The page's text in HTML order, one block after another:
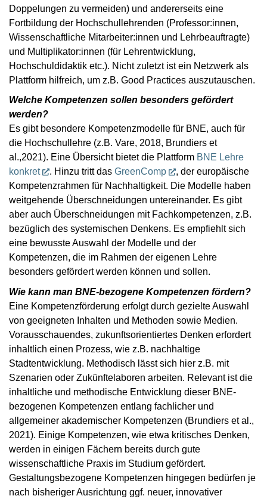
Doppelungen zu vermeiden) und andererseits eine
Fortbildung der Hochschullehrenden (Professor:innen,
Wissenschaftliche Mitarbeiter:innen und Lehrbeauftragte)
und Multiplikator:innen (für Lehrentwicklung,
Hochschuldidaktik etc.). Nicht zuletzt ist ein Netzwerk als
Plattform hilfreich, um z.B. Good Practices auszutauschen.
Welche Kompetenzen sollen besonders gefördert
werden?
Es gibt besondere Kompetenzmodelle für BNE, auch für
die Hochschullehre (z.B. Vare, 2018, Brundiers et
al.,2021). Eine Übersicht bietet die Plattform BNE Lehre
konkret
. Hinzu tritt das GreenComp
, der europäische
Kompetenzrahmen für Nachhaltigkeit. Die Modelle haben
weitgehende Überschneidungen untereinander. Es gibt
aber auch Überschneidungen mit Fachkompetenzen, z.B.
bezüglich des systemischen Denkens. Es empfiehlt sich
eine bewusste Auswahl der Modelle und der
Kompetenzen, die im Rahmen der eigenen Lehre
besonders gefördert werden können und sollen.
Wie kann man BNE-bezogene Kompetenzen fördern?
Eine Kompetenzförderung erfolgt durch gezielte Auswahl
von geeigneten Inhalten und Methoden sowie Medien.
Vorausschauendes, zukunftsorientiertes Denken erfordert
inhaltlich einen Prozess, wie z.B. nachhaltige
Stadtentwicklung. Methodisch lässt sich hier z.B. mit
Szenarien oder Zukünftelaboren arbeiten. Relevant ist die
inhaltliche und methodische Entwicklung dieser BNE-
bezogenen Kompetenzen entlang fachlicher und
allgemeiner akademischer Kompetenzen (Brundiers et al.,
2021). Einige Kompetenzen, wie etwa kritisches Denken,
werden in einigen Fächern bereits durch gute
wissenschaftliche Praxis im Studium gefördert.
Gestaltungsbezogene Kompetenzen hingegen bedürfen je
nach bisheriger Ausrichtung ggf. neuer, innovativer